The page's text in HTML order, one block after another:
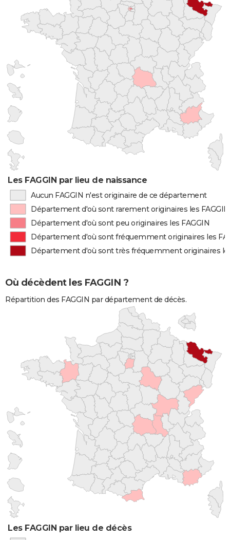
Les FAGGIN par lieu de naissance
Aucun FAGGIN n'est originaire de ce département
Département d'où sont rarement originaires les FAGGIN
Département d'où sont peu originaires les FAGGIN
Département d'où sont fréquemment originaires les
Département d'où sont très fréquemment originaires
Où décèdent les FAGGIN ?
Répartition des FAGGIN par département de décès.
Les FAGGIN par lieu de décès